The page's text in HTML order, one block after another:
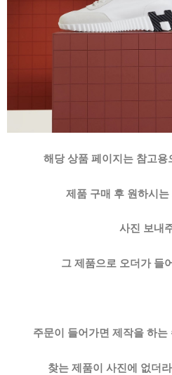
해당 상품 페이지는 참고용
제품 구매 후 원하시는
사진 보내
그 제품으로 오더가 들
주문이 들어가면 제작을 하는
찾는 제품이 사진에 없더